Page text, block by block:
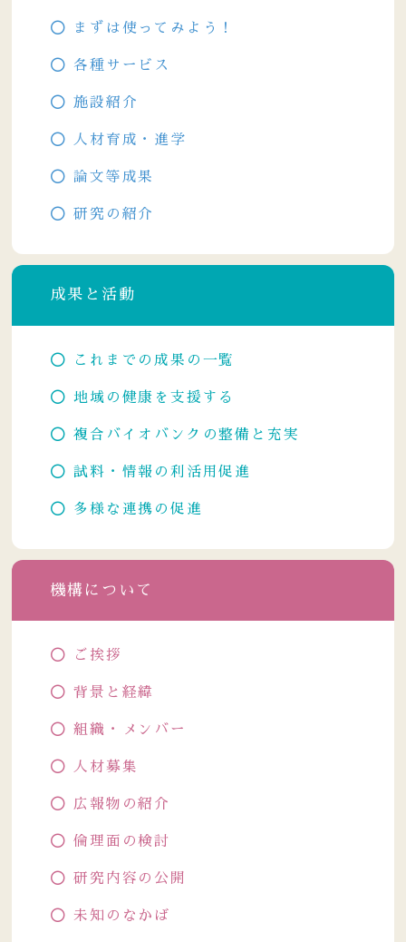
まずは使ってみよう！
各種サービス
施設紹介
人材育成・進学
論文等成果
研究の紹介
成果と活動
これまでの成果の一覧
地域の健康を支援する
複合バイオバンクの整備と充実
試料・情報の利活用促進
多様な連携の促進
機構について
ご挨拶
背景と経緯
組織・メンバー
人材募集
広報物の紹介
倫理面の検討
研究内容の公開
未知のなかば